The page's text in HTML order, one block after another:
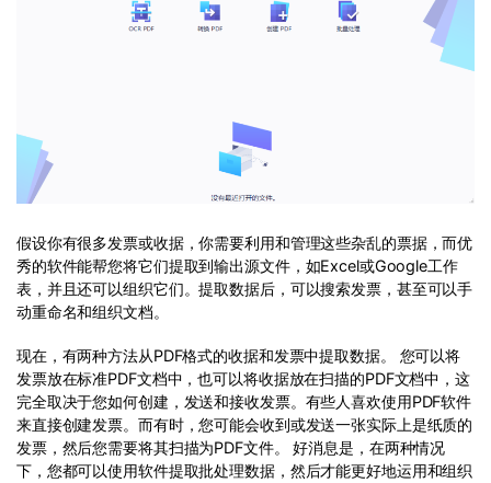
假设你有很多发票或收据，你需要利用和管理这些杂乱的票据，而优
秀的软件能帮您将它们提取到输出源文件，如Excel或Google工作
表，并且还可以组织它们。提取数据后，可以搜索发票，甚至可以手
动重命名和组织文档。
现在，有两种方法从PDF格式的收据和发票中提取数据。 您可以将
发票放在标准PDF文档中，也可以将收据放在扫描的PDF文档中，这
完全取决于您如何创建，发送和接收发票。有些人喜欢使用PDF软件
来直接创建发票。而有时，您可能会收到或发送一张实际上是纸质的
发票，然后您需要将其扫描为PDF文件。 好消息是，在两种情况
下，您都可以使用软件提取批处理数据，然后才能更好地运用和组织